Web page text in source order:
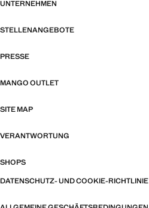
UNTERNEHMEN
STELLENANGEBOTE
PRESSE
MANGO OUTLET
SITE MAP
VERANTWORTUNG
SHOPS
DATENSCHUTZ- UND COOKIE-RICHTLINIE